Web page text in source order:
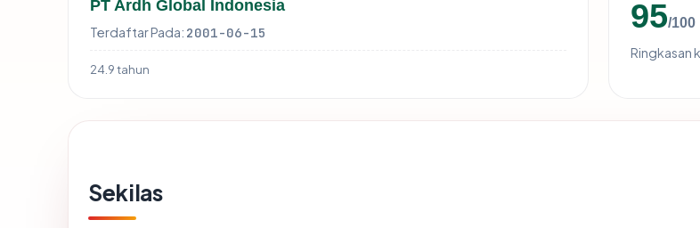
PT Ardh Global Indonesia
Terdaftar Pada: 2001-06-15
24.9 tahun
95/100
Ringkasan
Sekilas